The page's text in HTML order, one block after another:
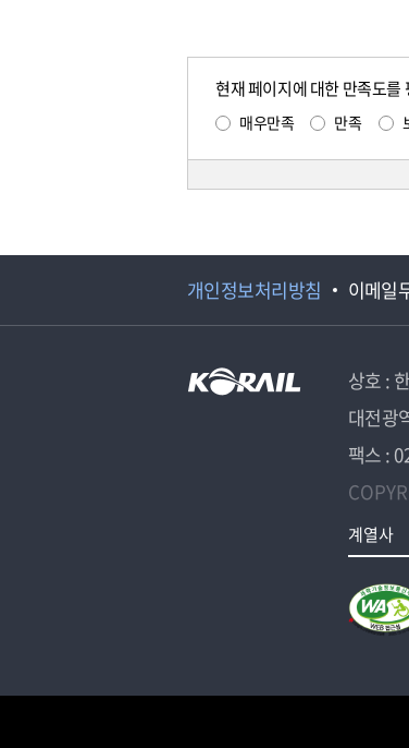
현재 페이지에 대한 만족도를
매우만족 만족
개인정보처리방침 이메일
상호 :
대전광
팩스 :
계열사